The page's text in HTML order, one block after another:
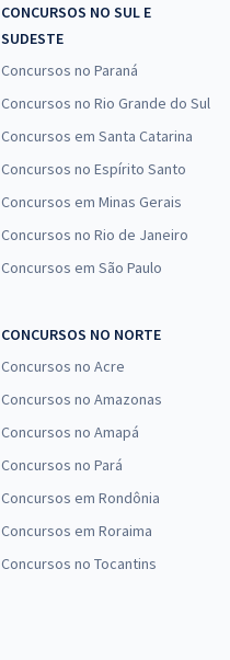
CONCURSOS NO SUL E
SUDESTE
Concursos no Paraná
Concursos no Rio Grande do Sul
Concursos em Santa Catarina
Concursos no Espírito Santo
Concursos em Minas Gerais
Concursos no Rio de Janeiro
Concursos em São Paulo
CONCURSOS NO NORTE
Concursos no Acre
Concursos no Amazonas
Concursos no Amapá
Concursos no Pará
Concursos em Rondônia
Concursos em Roraima
Concursos no Tocantins